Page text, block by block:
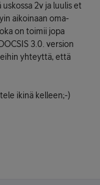
2v ja luulis et
aikoinaan oma-
on toimii jopa
3.0. version
yhteyttä, että
ikinä kelleen;-)